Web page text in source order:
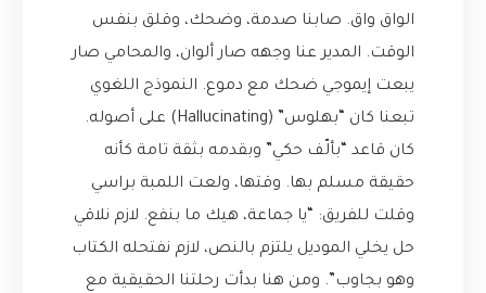
الواق واق. صابنا صدمة، وضحك، وقلق بنفس
الوقت. المدير عنا وجهه صار ألوان، والمحامي صار
يبعت إيموجي ضحك مع دموع. النموذج اللغوي
تبعنا كان “بهلوس” (Hallucinating) على أصوله.
كان قاعد “بألّف حكي” وبقدمه بثقة تامة كأنه
حقيقة مسلم بها. وقتها، ولعت اللمبة براسي
وقلت للفريق: “يا جماعة، هيك ما بنفع. لازم نلاقي
حل يخلي الموديل يلتزم بالنص، لازم نفتحله الكتاب
وهو بجاوب”. ومن هنا بدأت رحلتنا الحقيقية مع